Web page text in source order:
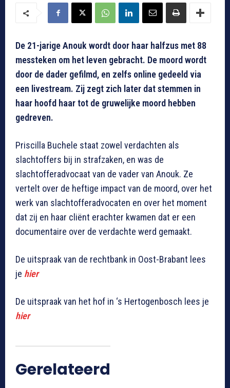
De 21-jarige Anouk wordt door haar halfzus met 88
messteken om het leven gebracht. De moord wordt
door de dader gefilmd, en zelfs online gedeeld via
een livestream. Zij zegt zich later dat stemmen in
haar hoofd haar tot de gruwelijke moord hebben
gedreven.
Priscilla Buchele staat zowel verdachten als
slachtoffers bij in strafzaken, en was de
slachtofferadvocaat van de vader van Anouk. Ze
vertelt over de heftige impact van de moord, over het
werk van slachtofferadvocaten en over het moment
dat zij en haar cliënt erachter kwamen dat er een
documentaire over de verdachte werd gemaakt.
De uitspraak van de rechtbank in Oost-Brabant lees
je hier
De uitspraak van het hof in ‘s Hertogenbosch lees je
hier
Gerelateerd